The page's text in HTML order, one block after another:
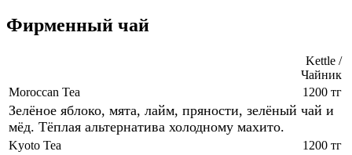
Фирменный чай
Kettle /
Чайник
Moroccan Tea
1200 тг
Зелёное яблоко, мята, лайм, пряности, зелёный чай и
мёд. Тёплая альтернатива холодному махито.
Kyoto Tea 1200 тг